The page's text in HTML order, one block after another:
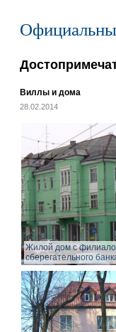
Виллы и дома
28.02.2014
Жилой дом с
сберегательного